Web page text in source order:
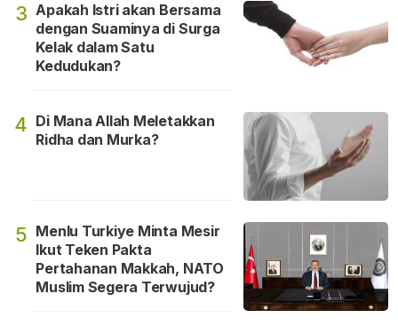
3 Apakah Istri akan Bersama
dengan Suaminya di Surga
Kelak dalam Satu
Kedudukan?
4 Di Mana Allah Meletakkan
Ridha dan Murka?
5 Menlu Turkiye Minta Mesir
Ikut Teken Pakta
Pertahanan Makkah, NATO
Muslim Segera Terwujud?